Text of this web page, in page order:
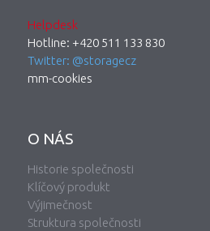
Helpdesk
Hotline: +420 511 133 830
Twitter: @storagecz
mm-cookies
O NÁS
Historie společnosti
Klíčový produkt
Výjimečnost
Struktura společnosti